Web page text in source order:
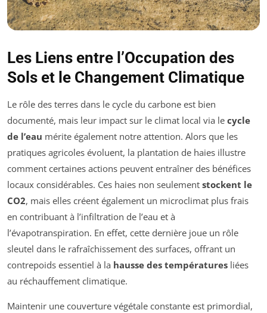
Les Liens entre l’Occupation des
Sols et le Changement Climatique
Le rôle des terres dans le cycle du carbone est bien
documenté, mais leur impact sur le climat local via le cycle
de l’eau mérite également notre attention. Alors que les
pratiques agricoles évoluent, la plantation de haies illustre
comment certaines actions peuvent entraîner des bénéfices
locaux considérables. Ces haies non seulement stockent le
CO2, mais elles créent également un microclimat plus frais
en contribuant à l’infiltration de l’eau et à
l’évapotranspiration. En effet, cette dernière joue un rôle
sleutel dans le rafraîchissement des surfaces, offrant un
contrepoids essentiel à la hausse des températures liées
au réchauffement climatique.
Maintenir une couverture végétale constante est primordial,